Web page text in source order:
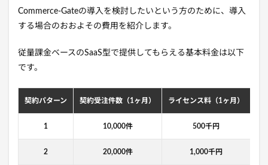
Commerce-Gateの導入を検討したいという方のために、導入
する場合のおおよその費用を紹介します。
従量課金ベースのSaaS型で提供してもらえる基本料金は以下
です。
契約パターン 契約受注件数（1ヶ月） ライセンス料（1ヶ月）
1 10,000件 500千円
2 20,000件 1,000千円